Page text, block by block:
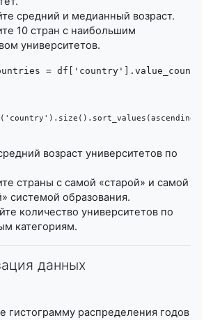
средний и медианный возраст.
10 стран с наибольшим
университетов.
=
возраст университетов по
страны с самой «старой» и самой
системой образования.
количество университетов по
категориям.
данных
гистограмму распределения годов